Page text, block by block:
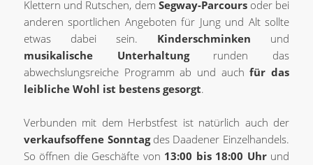
Klettern und Rutschen, dem Segway-Parcoursoder bei
anderen sportlichen Angeboten für Jung und Alt sollte
etwas dabei sein. Kinderschminken und
musikalische Unterhaltungrunden das
abwechslungsreiche Programm ab und auchfür das
leibliche Wohl ist bestens gesorgt.
Verbunden mit dem Herbstfest ist natürlich auch der
verkaufsoffene Sonntagdes Daadener Einzelhandels.
So öffnen die Geschäfte von 13:00 bis 18:00 Uhrund